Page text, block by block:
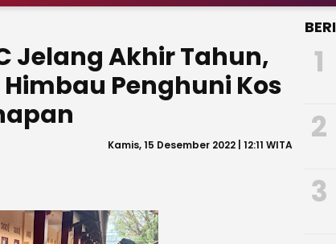
Jelang Akhir Tahun,
Penghuni Kos
Kamis, 15 Desember 2022 | 12:11 WITA
1
2
3